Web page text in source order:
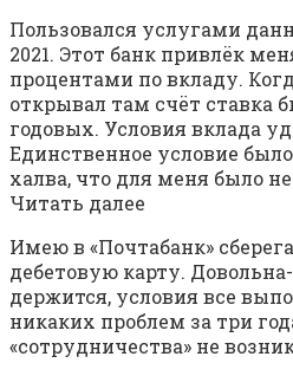
Пользовался услугами
2021. Этот банк привлёк
процентами по вкладу.
открывал там счёт ставка
годовых. Условия вклада
Единственное условие
халва, что для меня было
Читать далее
Имею в «Почтабанк»
дебетовую карту.
держится, условия все
никаких проблем за три
«сотрудничества» не